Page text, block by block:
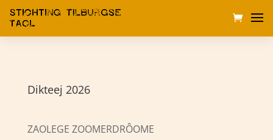
Dikteej 2026
ZAOLEGE ZOOMERDRÔOME